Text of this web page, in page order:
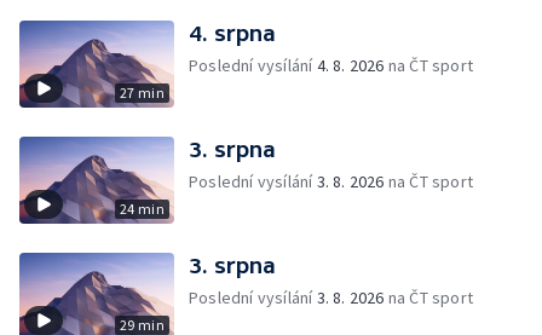
27 min
4. srpna
Poslední vysílání4. 8. 2026 na ČT sport
24 min
3. srpna
Poslední vysílání3. 8. 2026 na ČT sport
29 min
3. srpna
Poslední vysílání3. 8. 2026 na ČT sport